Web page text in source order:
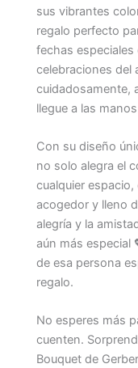
sus vibrantes
regalo perfecto
fechas
celebraciones del
cuidadosamente,
llegue a las
Con su diseño
no solo alegra el
cualquier
acogedor y lleno
alegría y la
aún más especial
de esa persona
regalo.
No esperes más
cuenten.
Bouquet de